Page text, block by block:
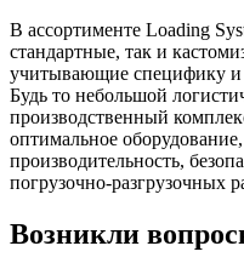
В ассортименте Loading
стандартные, так и
учитывающие специфику и
Будь то небольшой
производственный
оптимальное
производительность,
погрузочно-разгрузочных
Возникли